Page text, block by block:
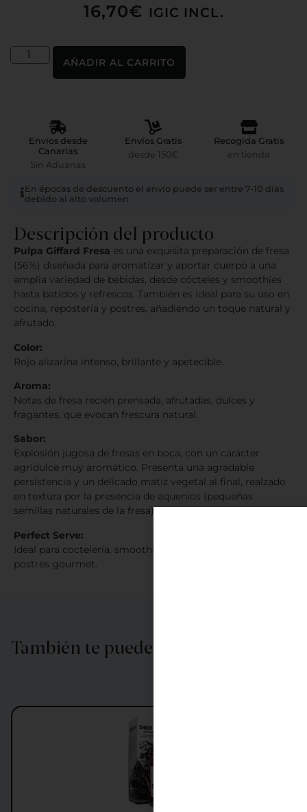
16,70€ IGIC INCL.
AÑADIR AL CARRITO
Envíos desde
Canarias
Sin Aduanas
Envíos Gratis
desde 150€
Recogida Gratis
en tienda
En épocas de descuento el envío puede ser entre 7-10 días
debido al alto volumen
Descripción del producto
Pulpa Giffard Fresa es una exquisita preparación de fresa
(56%) diseñada para aromatizar y aportar cuerpo a una
amplia variedad de bebidas, desde cócteles y smoothies
hasta batidos y refrescos. También es ideal para su uso en
cocina, repostería y postres, añadiendo un toque natural y
afrutado.
Color:
Rojo alizarina intenso, brillante y apetecible.
Aroma:
Notas de fresa recién prensada, afrutadas, dulces y
fragantes, que evocan frescura natural.
Sabor:
Explosión jugosa de fresas en boca, con un carácter
agridulce muy aromático. Presenta una agradable
persistencia y un delicado matiz vegetal al final, realzado
en textura por la presencia de aquenios (pequeñas
semillas naturales de la fresa).
Perfect Serve:
Ideal para coctelería, smoothies, frappés, yogures, tartas y
postres gourmet.
También te puede interesar…